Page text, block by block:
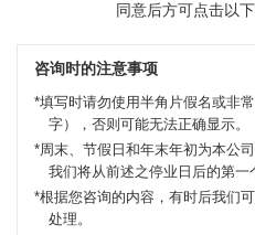
同意后方可点击以
咨询时的注意事项
填写时请勿使用半角片假名或非
字），否则可能无法正确显示。
周末、节假日和年末年初为本公
我们将从前述之停业日后的第一
根据您咨询的内容，有时后我们
处理。